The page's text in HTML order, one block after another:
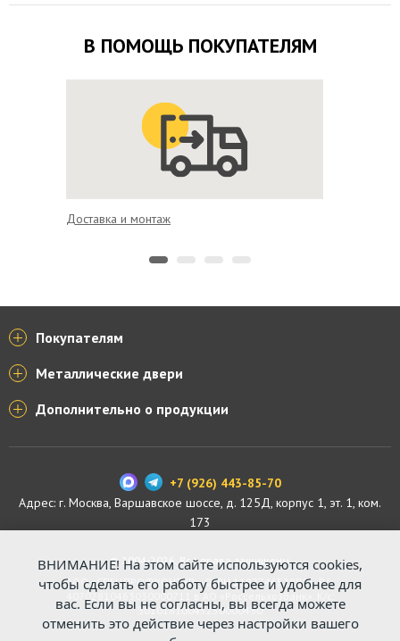
В ПОМОЩЬ ПОКУПАТЕЛЯМ
Доставка и монтаж
Покупателям
Металлические двери
Дополнительно о продукции
+7 (926) 443-85-70
Адрес: г. Москва, Варшавское шоссе, д. 125Д, корпус 1, эт. 1, ком.
173
© 2004-2026. Все права защищены.
ООО «СПЕЦПРОФКОНТУР», ОГРН 1187746529816. Р/с:
40702810463030000711 в АО «Россельхозбанк». К/с:
30101810045250000430
ВНИМАНИЕ! На этом сайте используются cookies,
чтобы сделать его работу быстрее и удобнее для
вас. Если вы не согласны, вы всегда можете
отменить это действие через настройки вашего